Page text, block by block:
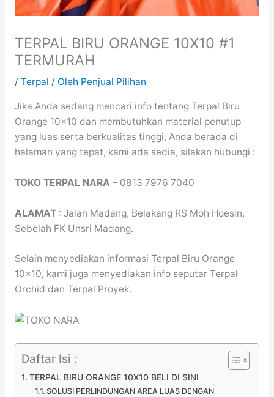
TERPAL BIRU ORANGE 10X10 #1
TERMURAH
/ Terpal / Oleh Penjual Pilihan
Jika Anda sedang mencari info tentang Terpal Biru
Orange 10×10 dan membutuhkan material penutup
yang luas serta berkualitas tinggi, Anda berada di
halaman yang tepat, kami ada sedia, silakan hubungi :
TOKO TERPAL NARA – 0813 7976 7040
ALAMAT: Jalan Madang, Belakang RS Moh Hoesin,
Sebelah FK Unsri Madang.
Selain menyediakan informasi Terpal Biru Orange
10×10, kami juga menyediakan info seputar Terpal
Orchid dan Terpal Proyek.
Daftar Isi :
TERPAL BIRU ORANGE 10X10 BELI DI SINI
SOLUSI PERLINDUNGAN AREA LUAS DENGAN